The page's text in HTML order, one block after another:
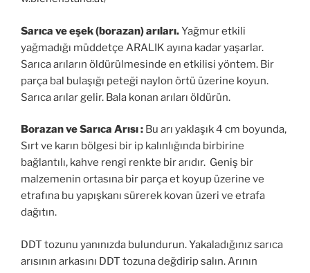
Sarıca ve eşek (borazan)arıları.Yağmur etkili
yağmadığı müddetçe ARALIK ayına kadar yaşarlar.
Sarıca arıların öldürülmesinde en etkilisi yöntem. Bir
parça bal bulaşığı peteği naylon örtü üzerine koyun.
Sarıca arılar gelir. Bala konan arıları öldürün.
Borazan ve Sarıca Arısı : Bu arı yaklaşık 4 cm boyunda,
Sırt ve karın bölgesi bir ip kalınlığında birbirine
bağlantılı, kahve rengi renkte bir arıdır. Geniş bir
malzemenin ortasına bir parça et koyup üzerine ve
etrafına bu yapışkanı sürerek kovan üzeri ve etrafa
dağıtın.
DDT tozunu yanınızda bulundurun. Yakaladığınız sarıca
arısının arkasını DDT tozuna değdirip salın. Arının